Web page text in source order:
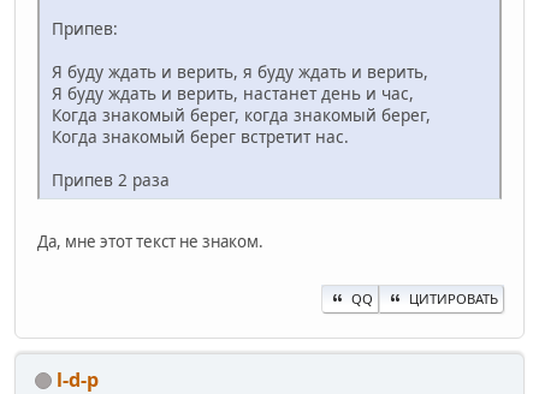
Припев:
Я буду ждать и верить, я буду ждать и верить,
Я буду ждать и верить, настанет день и час,
Когда знакомый берег, когда знакомый берег,
Когда знакомый берег встретит нас.
Припев 2 раза
Да, мне этот текст не знаком.
QQ ЦИТИРОВАТЬ
l-d-p